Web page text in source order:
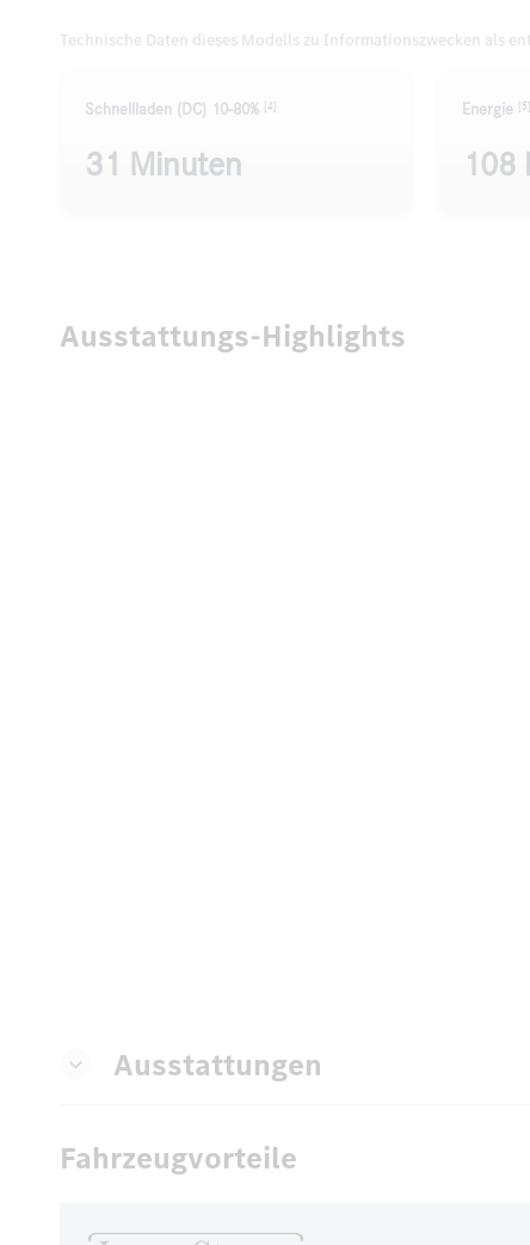
Technische Daten dieses Modells zu Informationszwecken als
Schnellladen (DC) 10-80% [4]
31 Minuten
Energie [5]
108
Ausstattungs-Highlights
Ausstattungen
Fahrzeugvorteile